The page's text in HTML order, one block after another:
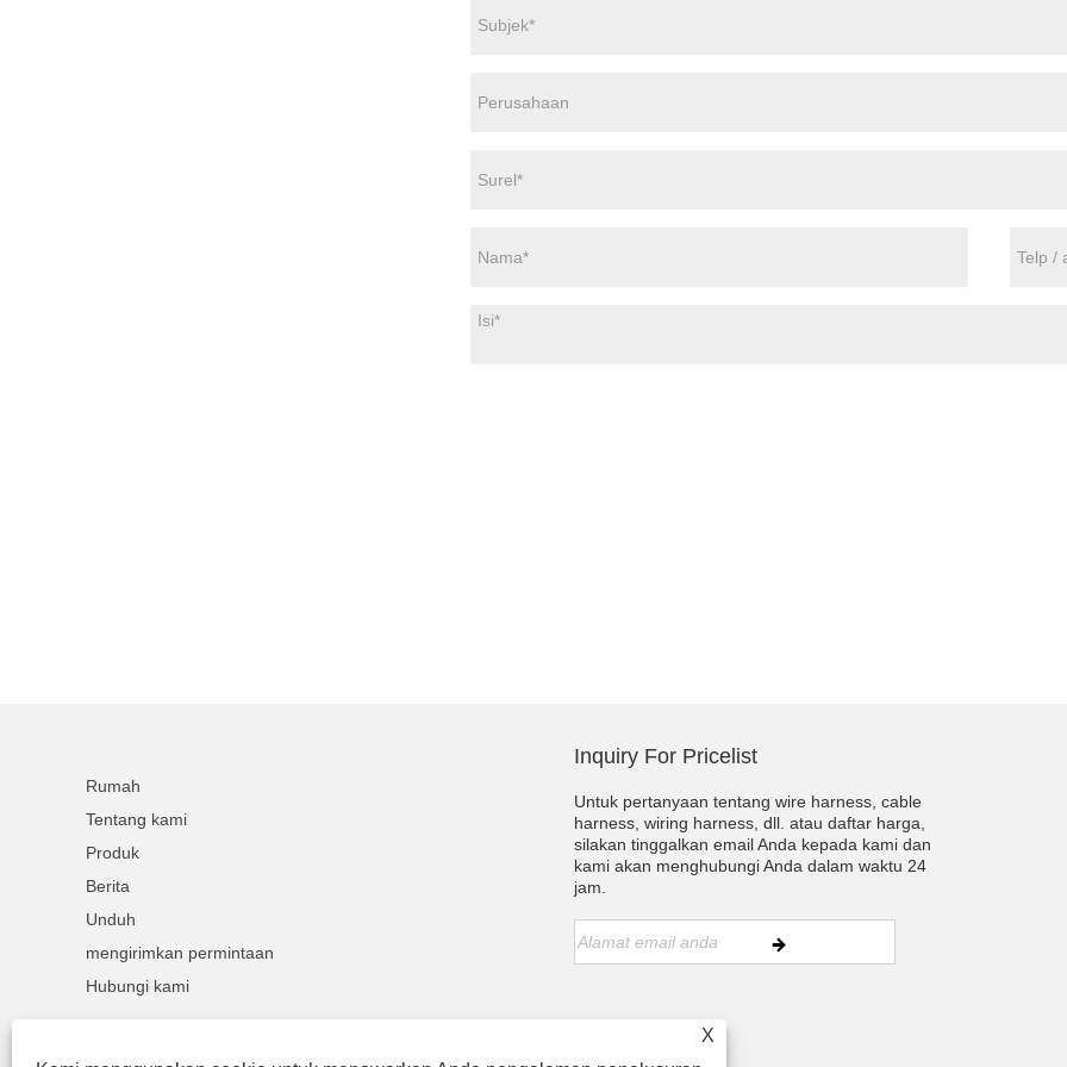
Rumah
Tentang kami
Produk
Berita
Unduh
mengirimkan permintaan
Hubungi kami
Inquiry For Pricelist
Untuk pertanyaan tentang wire harness, cable
harness, wiring harness, dll. atau daftar harga,
silakan tinggalkan email Anda kepada kami dan
kami akan menghubungi Anda dalam waktu 24
jam.
X